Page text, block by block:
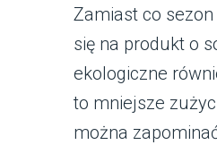
Zamiast co
się na produkt o
ekologiczne
to mniejsze
można